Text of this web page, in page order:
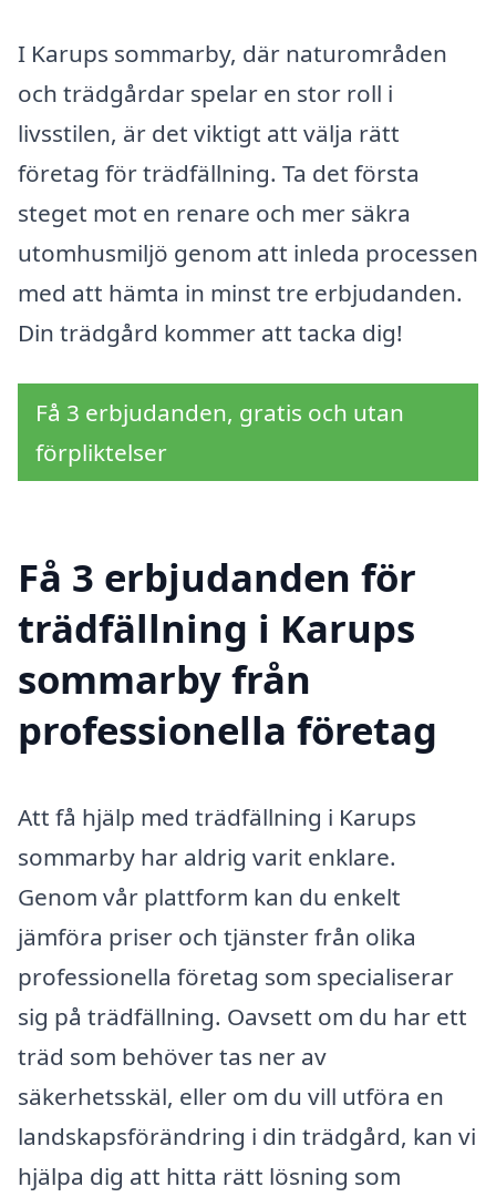
I Karups sommarby, där naturområden
och trädgårdar spelar en stor roll i
livsstilen, är det viktigt att välja rätt
företag för trädfällning. Ta det första
steget mot en renare och mer säkra
utomhusmiljö genom att inleda processen
med att hämta in minst tre erbjudanden.
Din trädgård kommer att tacka dig!
Få 3 erbjudanden, gratis och utan
förpliktelser
Få 3 erbjudanden för
trädfällning i Karups
sommarby från
professionella företag
Att få hjälp med trädfällning i Karups
sommarby har aldrig varit enklare.
Genom vår plattform kan du enkelt
jämföra priser och tjänster från olika
professionella företag som specialiserar
sig på trädfällning. Oavsett om du har ett
träd som behöver tas ner av
säkerhetsskäl, eller om du vill utföra en
landskapsförändring i din trädgård, kan vi
hjälpa dig att hitta rätt lösning som